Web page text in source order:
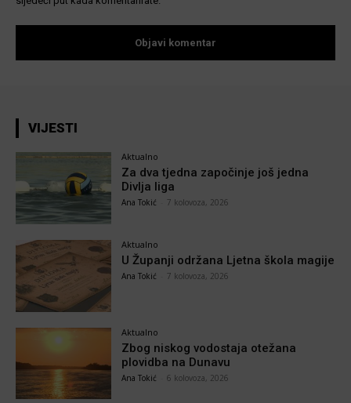
VIJESTI
Aktualno
Za dva tjedna započinje još jedna
Divlja liga
Ana Tokić 7 kolovoza, 2026
Aktualno
U Županji održana Ljetna škola magije
Ana Tokić 7 kolovoza, 2026
Aktualno
Zbog niskog vodostaja otežana
plovidba na Dunavu
Ana Tokić 6 kolovoza, 2026